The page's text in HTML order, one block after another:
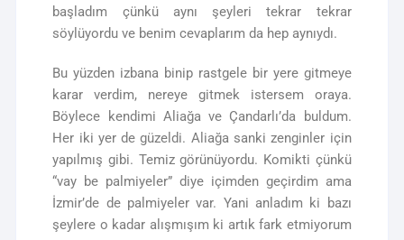
başladım çünkü aynı şeyleri tekrar tekrar
söylüyordu ve benim cevaplarım da hep aynıydı.
Bu yüzden izbana binip rastgele bir yere gitmeye
karar verdim, nereye gitmek istersem oraya.
Böylece kendimi Aliağa ve Çandarlı’da buldum.
Her iki yer de güzeldi. Aliağa sanki zenginler için
yapılmış gibi. Temiz görünüyordu. Komikti çünkü
“vay be palmiyeler” diye içimden geçirdim ama
İzmir’de de palmiyeler var. Yani anladım ki bazı
şeylere o kadar alışmışım ki artık fark etmiyorum